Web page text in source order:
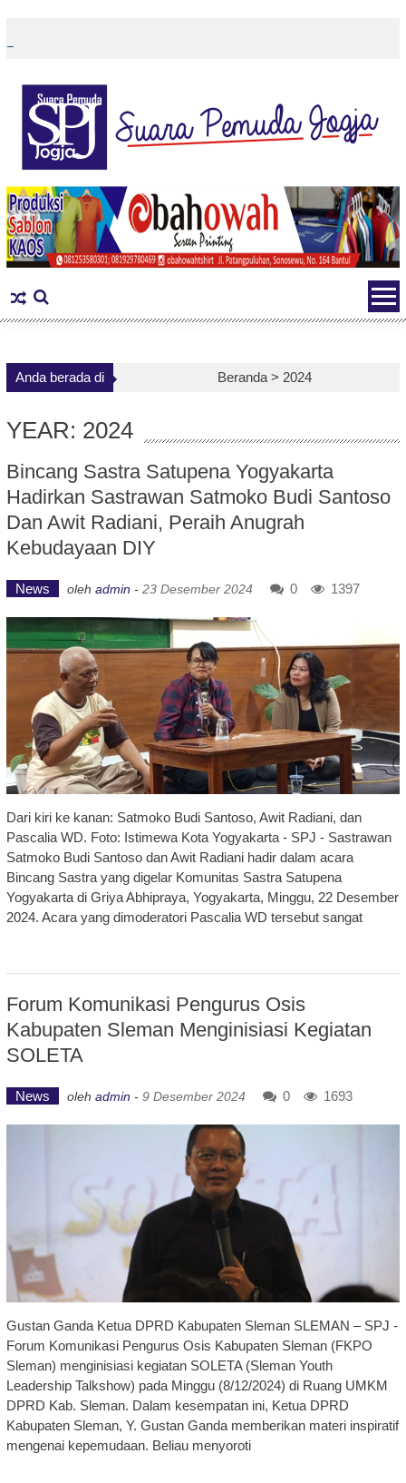
content
Anda berada di Beranda > 2024
YEAR: 2024
Bincang Sastra Satupena Yogyakarta
Hadirkan Sastrawan Satmoko Budi Santoso
Dan Awit Radiani, Peraih Anugrah
Kebudayaan DIY
News oleh admin - 23 Desember 2024 0 1397
Dari kiri ke kanan: Satmoko Budi Santoso, Awit Radiani, dan
Pascalia WD. Foto: Istimewa Kota Yogyakarta - SPJ - Sastrawan
Satmoko Budi Santoso dan Awit Radiani hadir dalam acara
Bincang Sastra yang digelar Komunitas Sastra Satupena
Yogyakarta di Griya Abhipraya, Yogyakarta, Minggu, 22 Desember
2024. Acara yang dimoderatori Pascalia WD tersebut sangat
Forum Komunikasi Pengurus Osis
Kabupaten Sleman Menginisiasi Kegiatan
SOLETA
News oleh admin - 9 Desember 2024 0 1693
Gustan Ganda Ketua DPRD Kabupaten Sleman SLEMAN – SPJ -
Forum Komunikasi Pengurus Osis Kabupaten Sleman (FKPO
Sleman) menginisiasi kegiatan SOLETA (Sleman Youth
Leadership Talkshow) pada Minggu (8/12/2024) di Ruang UMKM
DPRD Kab. Sleman. Dalam kesempatan ini, Ketua DPRD
Kabupaten Sleman, Y. Gustan Ganda memberikan materi inspiratif
mengenai kepemudaan. Beliau menyoroti